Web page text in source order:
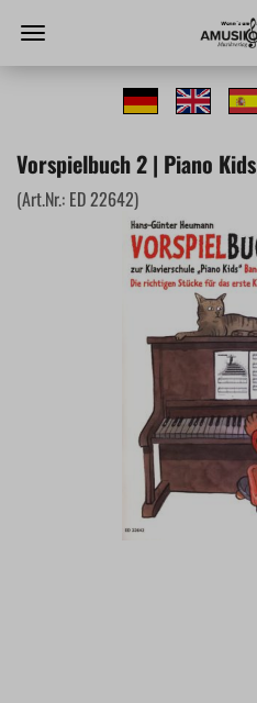
Vorspielbuch 2 | Piano Kids
(Art.Nr.: ED 22642)